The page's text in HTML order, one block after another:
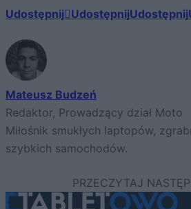
Udostępnij UdostępnijUdostępnij
Mateusz Budzeń
Redaktor, Prowadzący dział Moto
Miłośnik smukłych laptopów,
szybkich samochodów.